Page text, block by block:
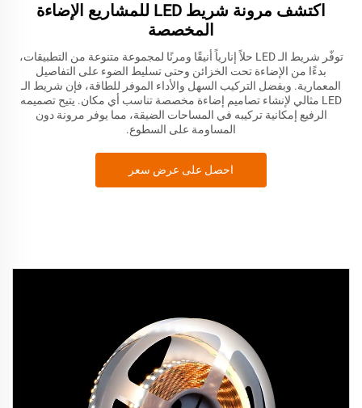
اكتشف مرونة شريط LED للمشاريع الإضاءة
المخصصة
توفّر شريط الـ LED حلاً إنارياً أنيقًا ومرنًا لمجموعة متنوعة من التطبيقات،
بدءًا من الإضاءة تحت الخزائن وحتى تسليط الضوء على التفاصيل
المعمارية. وبفضل التركيب السهل والأداء الموفر للطاقة، فإن شريط الـ
LED مثالي لإنشاء تصاميم إضاءة مخصصة تناسب أي مكان. يتيح تصميمه
الرفيع إمكانية تركيبه في المساحات الضيقة، مما يوفر مرونة دون
المساومة على السطوع.
احصل على عرض سعر